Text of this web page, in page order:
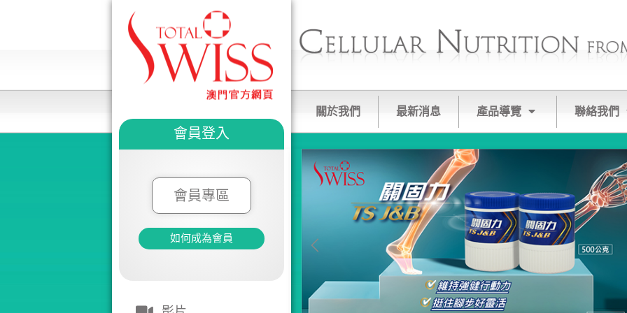
會員登入
會員專區
如何成為會員
關於我們 最新消息 產品導覽 聯絡我們